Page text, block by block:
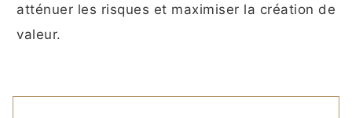
atténuer les risques et maximiser la création de
valeur.